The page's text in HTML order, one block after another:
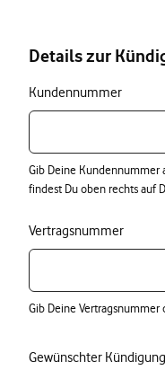
Details zur
Kundennummer
Gib Deine Kundennummer
findest Du oben rechts auf
Vertragsnummer
Gib Deine Vertragsnummer
Gewünschter